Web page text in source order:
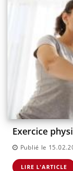
Exercice
Publié le
LIRE L'ARTICLE